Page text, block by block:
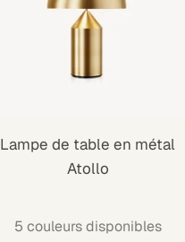
Lampe de table en métal
Atollo
5 couleurs disponibles